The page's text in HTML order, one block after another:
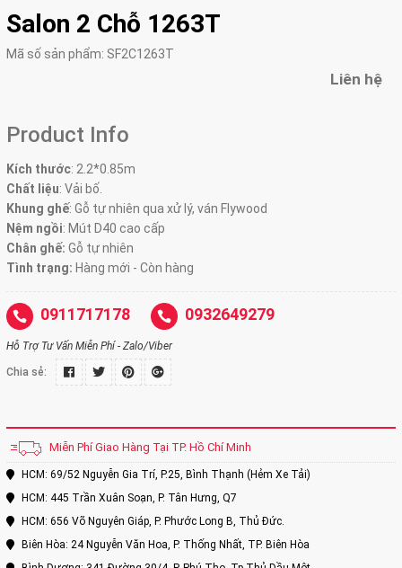
Salon 2 Chỗ 1263T
Mã số sản phẩm: SF2C1263T
Liên hệ
Product Info
Kích thước: 2.2*0.85m
Chất liệu: Vải bố.
Khung ghế: Gỗ tự nhiên qua xử lý, ván Flywood
Nệm ngồi: Mút D40 cao cấp
Chân ghế: Gỗ tự nhiên
Tình trạng: Hàng mới - Còn hàng
0911717178 0932649279
Hỗ Trợ Tư Vấn Miễn Phí - Zalo/Viber
Chia sẻ:
Miễn Phí Giao Hàng Tại TP. Hồ Chí Minh
HCM: 69/52 Nguyễn Gia Trí, P.25, Bình Thạnh (Hẻm Xe Tải)
HCM: 445 Trần Xuân Soạn, P. Tân Hưng, Q7
HCM: 656 Võ Nguyên Giáp, P. Phước Long B, Thủ Đức.
Biên Hòa: 24 Nguyễn Văn Hoa, P. Thống Nhất, TP. Biên Hòa